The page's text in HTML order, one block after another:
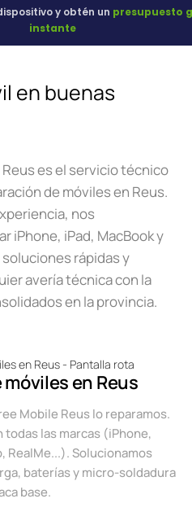
y obtén un presupuesto
instante
en buenas
es el servicio técnico
de móviles en Reus.
nos
iPhone, iPad, MacBook y
rápidas y
avería técnica con la
en la provincia.
en Reus
Mobile Reus lo reparamos.
las marcas (iPhone,
RealMe...). Solucionamos
baterías y micro-soldadura
base.